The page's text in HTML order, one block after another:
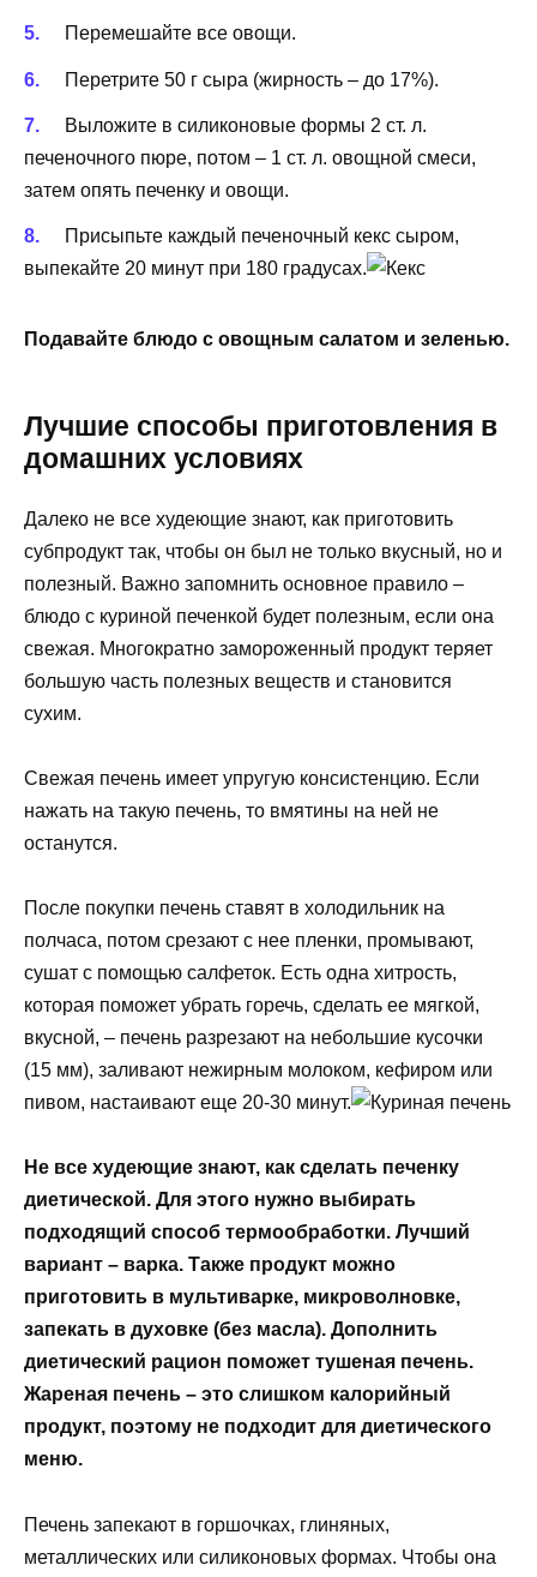
Перемешайте все овощи.
Перетрите 50 г сыра (жирность – до 17%).
Выложите в силиконовые формы 2 ст. л.
печеночного пюре, потом – 1 ст. л. овощной смеси,
затем опять печенку и овощи.
Присыпьте каждый печеночный кекс сыром,
выпекайте 20 минут при 180 градусах.
Подавайте блюдо с овощным салатом и зеленью.
Лучшие способы приготовления в
домашних условиях
Далеко не все худеющие знают, как приготовить
субпродукт так, чтобы он был не только вкусный, но и
полезный. Важно запомнить основное правило –
блюдо с куриной печенкой будет полезным, если она
свежая. Многократно замороженный продукт теряет
большую часть полезных веществ и становится
сухим.
Свежая печень имеет упругую консистенцию. Если
нажать на такую печень, то вмятины на ней не
останутся.
После покупки печень ставят в холодильник на
полчаса, потом срезают с нее пленки, промывают,
сушат с помощью салфеток. Есть одна хитрость,
которая поможет убрать горечь, сделать ее мягкой,
вкусной, – печень разрезают на небольшие кусочки
(15 мм), заливают нежирным молоком, кефиром или
пивом, настаивают еще 20-30 минут.
Не все худеющие знают, как сделать печенку
диетической. Для этого нужно выбирать
подходящий способ термообработки. Лучший
вариант – варка. Также продукт можно
приготовить в мультиварке, микроволновке,
запекать в духовке (без масла). Дополнить
диетический рацион поможет тушеная печень.
Жареная печень – это слишком калорийный
продукт, поэтому не подходит для диетического
меню.
Печень запекают в горшочках, глиняных,
металлических или силиконовых формах. Чтобы она